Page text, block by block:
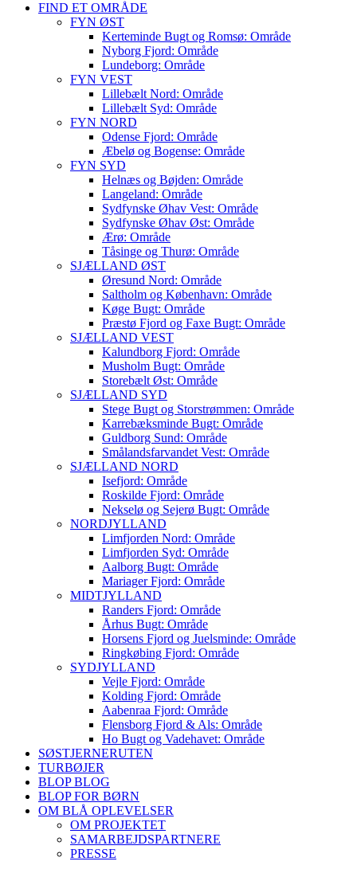
FIND ET OMRÅDE
FYN ØST
Kerteminde Bugt og Romsø: Område
Nyborg Fjord: Område
Lundeborg: Område
FYN VEST
Lillebælt Nord: Område
Lillebælt Syd: Område
FYN NORD
Odense Fjord: Område
Æbelø og Bogense: Område
FYN SYD
Helnæs og Bøjden: Område
Langeland: Område
Sydfynske Øhav Vest: Område
Sydfynske Øhav Øst: Område
Ærø: Område
Tåsinge og Thurø: Område
SJÆLLAND ØST
Øresund Nord: Område
Saltholm og København: Område
Køge Bugt: Område
Præstø Fjord og Faxe Bugt: Område
SJÆLLAND VEST
Kalundborg Fjord: Område
Musholm Bugt: Område
Storebælt Øst: Område
SJÆLLAND SYD
Stege Bugt og Storstrømmen: Område
Karrebæksminde Bugt: Område
Guldborg Sund: Område
Smålandsfarvandet Vest: Område
SJÆLLAND NORD
Isefjord: Område
Roskilde Fjord: Område
Nekselø og Sejerø Bugt: Område
NORDJYLLAND
Limfjorden Nord: Område
Limfjorden Syd: Område
Aalborg Bugt: Område
Mariager Fjord: Område
MIDTJYLLAND
Randers Fjord: Område
Århus Bugt: Område
Horsens Fjord og Juelsminde: Område
Ringkøbing Fjord: Område
SYDJYLLAND
Vejle Fjord: Område
Kolding Fjord: Område
Aabenraa Fjord: Område
Flensborg Fjord & Als: Område
Ho Bugt og Vadehavet: Område
SØSTJERNERUTEN
TURBØJER
BLOP BLOG
BLOP FOR BØRN
OM BLÅ OPLEVELSER
OM PROJEKTET
SAMARBEJDSPARTNERE
PRESSE